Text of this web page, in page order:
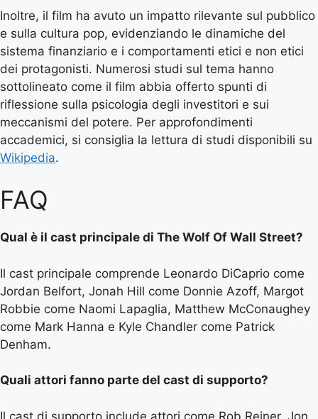
Inoltre, il film ha avuto un impatto rilevante sul pubblico
e sulla cultura pop, evidenziando le dinamiche del
sistema finanziario e i comportamenti etici e non etici
dei protagonisti. Numerosi studi sul tema hanno
sottolineato come il film abbia offerto spunti di
riflessione sulla psicologia degli investitori e sui
meccanismi del potere. Per approfondimenti
accademici, si consiglia la lettura di studi disponibili su
Wikipedia.
FAQ
Qual è il cast principale di The Wolf Of Wall Street?
Il cast principale comprende Leonardo DiCaprio come
Jordan Belfort, Jonah Hill come Donnie Azoff, Margot
Robbie come Naomi Lapaglia, Matthew McConaughey
come Mark Hanna e Kyle Chandler come Patrick
Denham.
Quali attori fanno parte del cast di supporto?
Il cast di supporto include attori come Rob Reiner, Jon